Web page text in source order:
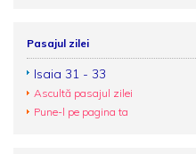
Pasajul zilei
Isaia 31 - 33
Ascultă pasajul zilei
Pune-l pe pagina ta